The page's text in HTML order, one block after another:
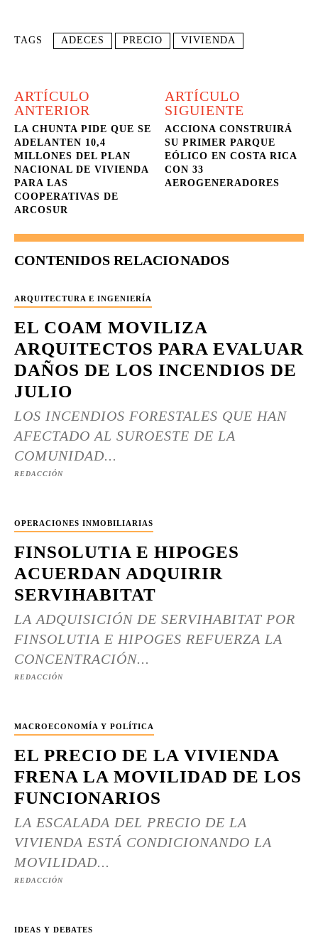
TAGS ADECES PRECIO VIVIENDA
ARTÍCULO
ANTERIOR
LA CHUNTA PIDE QUE SE
ADELANTEN 10,4
MILLONES DEL PLAN
NACIONAL DE VIVIENDA
PARA LAS
COOPERATIVAS DE
ARCOSUR
ARTÍCULO
SIGUIENTE
ACCIONA CONSTRUIRÁ
SU PRIMER PARQUE
EÓLICO EN COSTA RICA
CON 33
AEROGENERADORES
CONTENIDOS RELACIONADOS
ARQUITECTURA E INGENIERÍA
EL COAM MOVILIZA
ARQUITECTOS PARA EVALUAR
DAÑOS DE LOS INCENDIOS DE
JULIO
LOS INCENDIOS FORESTALES QUE HAN
AFECTADO AL SUROESTE DE LA
COMUNIDAD...
REDACCIÓN
OPERACIONES INMOBILIARIAS
FINSOLUTIA E HIPOGES
ACUERDAN ADQUIRIR
SERVIHABITAT
LA ADQUISICIÓN DE SERVIHABITAT POR
FINSOLUTIA E HIPOGES REFUERZA LA
CONCENTRACIÓN...
REDACCIÓN
MACROECONOMÍA Y POLÍTICA
EL PRECIO DE LA VIVIENDA
FRENA LA MOVILIDAD DE LOS
FUNCIONARIOS
LA ESCALADA DEL PRECIO DE LA
VIVIENDA ESTÁ CONDICIONANDO LA
MOVILIDAD...
REDACCIÓN
IDEAS Y DEBATES